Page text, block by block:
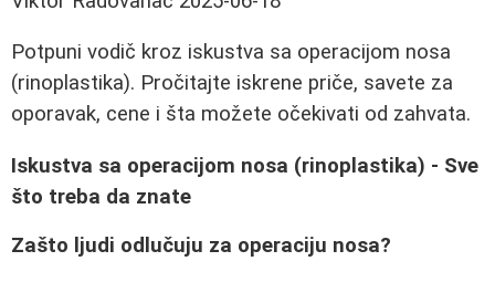
Potpuni vodič kroz iskustva sa operacijom nosa
(rinoplastika). Pročitajte iskrene priče, savete za
oporavak, cene i šta možete očekivati od zahvata.
Iskustva sa operacijom nosa (rinoplastika) - Sve
što treba da znate
Zašto ljudi odlučuju za operaciju nosa?